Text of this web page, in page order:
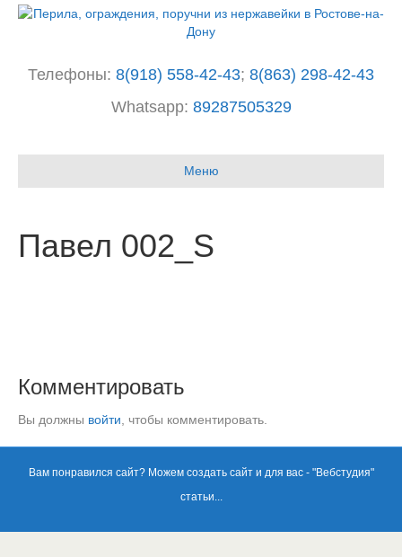
Телефоны: 8(918) 558-42-43; 8(863) 298-42-43
Whatsapp: 89287505329
n
s
r
Меню
Павел 002_S
Комментировать
Вы должны войти , чтобы комментировать.
Вам понравился сайт? Можем создать сайт и для вас - "Вебстудия"
статьи...